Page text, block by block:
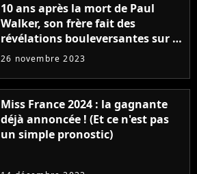
10 ans après la mort de Paul
Walker, son frère fait des
révélations bouleversantes sur la
réaction des acteurs de Fast and
26 novembre 2023
Miss France 2024 : la gagnante
déjà annoncée ! (Et ce n'est pas
un simple pronostic)